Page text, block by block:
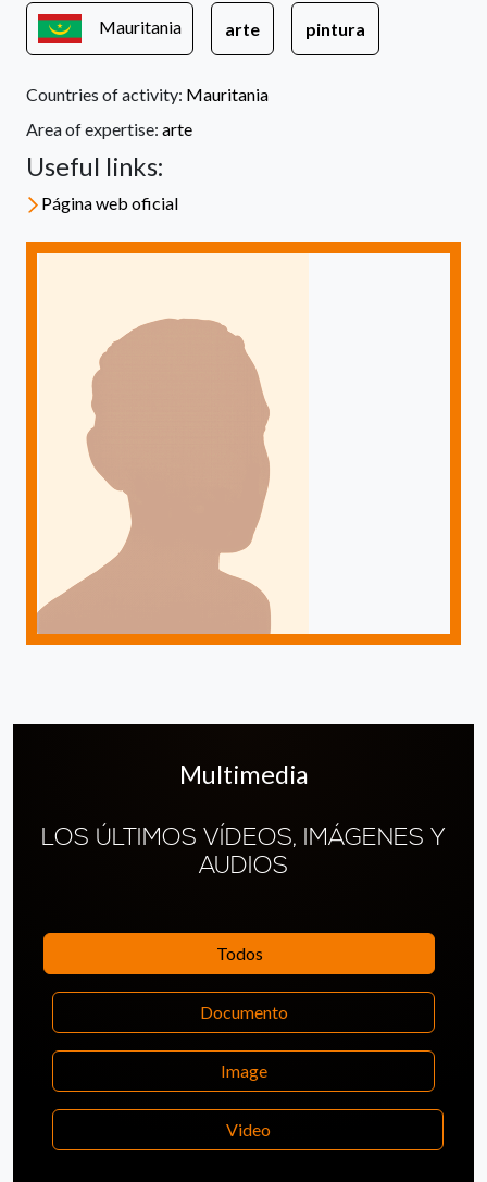
Mauritania arte pintura
Countries of activity: Mauritania
Area of expertise: arte
Useful links:
Página web oficial
Multimedia
LOS ÚLTIMOS VÍDEOS, IMÁGENES Y
AUDIOS
Todos
Documento
Image
Video